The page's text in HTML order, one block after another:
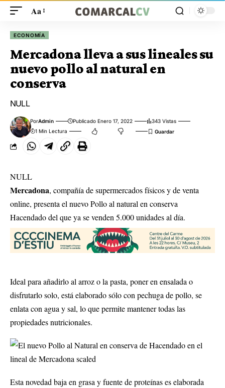
Aa
ECONOMÍA
Mercadona lleva a sus lineales su
nuevo pollo al natural en
conserva
NULL
PorAdmin Publicado Enero 17, 2022
343 Vistas
1 Min Lectura
NULL
Mercadona, compañía de supermercados físicos y de venta
online, presenta el nuevo Pollo al natural en conserva
Hacendado del que ya se venden 5.000 unidades al día.
Ideal para añadirlo al arroz o la pasta, poner en ensalada o
disfrutarlo solo, está elaborado sólo con pechuga de pollo, se
enlata con agua y sal, lo que permite mantener todas las
propiedades nutricionales.
Esta novedad baja en grasa y fuente de proteínas es elaborada